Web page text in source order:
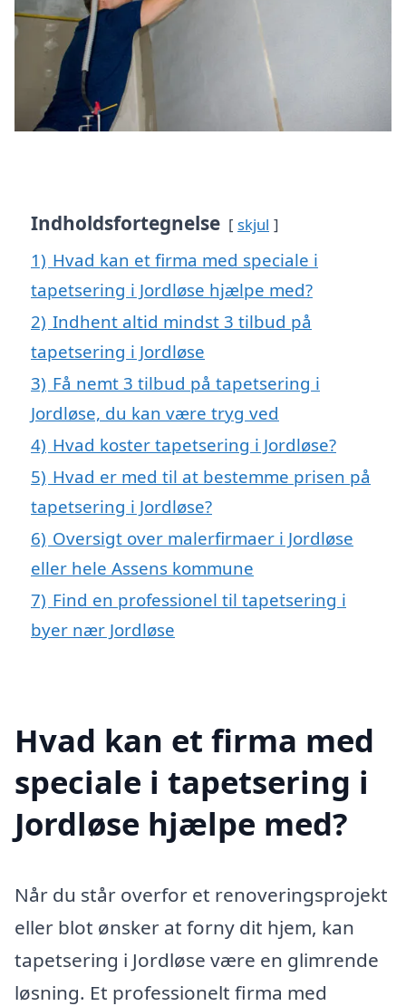
Indholdsfortegnelse skjul
1) Hvad kan et firma med speciale i
tapetsering i Jordløse hjælpe med?
2) Indhent altid mindst 3 tilbud på
tapetsering i Jordløse
3) Få nemt 3 tilbud på tapetsering i
Jordløse, du kan være tryg ved
4) Hvad koster tapetsering i Jordløse?
5) Hvad er med til at bestemme prisen på
tapetsering i Jordløse?
6) Oversigt over malerfirmaer i Jordløse
eller hele Assens kommune
7) Find en professionel til tapetsering i
byer nær Jordløse
Hvad kan et firma med
speciale i tapetsering i
Jordløse hjælpe med?
Når du står overfor et renoveringsprojekt
eller blot ønsker at forny dit hjem, kan
tapetsering i Jordløse være en glimrende
løsning. Et professionelt firma med